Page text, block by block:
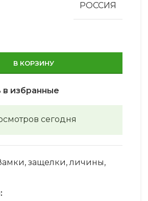
РОССИЯ
В КОРЗИНУ
в избранные
сегодня
защелки, личины,